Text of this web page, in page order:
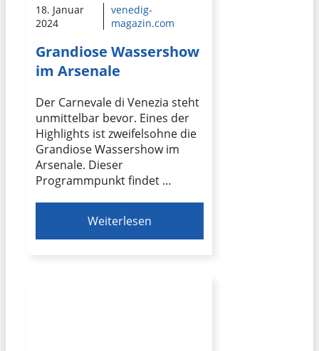
18. Januar
2024
venedig-
magazin.com
Grandiose Wassershow
im Arsenale
Der Carnevale di Venezia steht
unmittelbar bevor. Eines der
Highlights ist zweifelsohne die
Grandiose Wassershow im
Arsenale. Dieser
Programmpunkt findet …
Weiterlesen